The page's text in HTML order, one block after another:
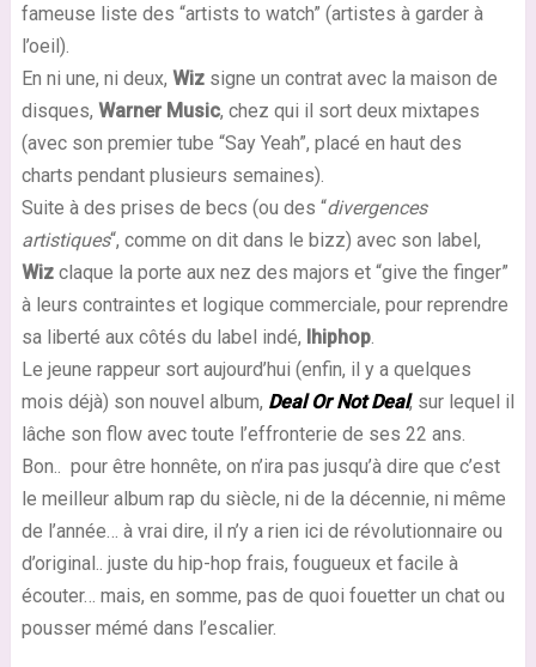
fameuse liste des “artists to watch” (artistes à garder à
l’oeil).
En ni une, ni deux, Wizsigne un contrat avec la maison de
disques, Warner Music, chez qui il sort deux mixtapes
(avec son premier tube “Say Yeah”, placé en haut des
charts pendant plusieurs semaines).
Suite à des prises de becs (ou des “divergences
artistiques“, comme on dit dans le bizz) avec son label,
Wizclaque la porte aux nez des majors et “give the finger”
à leurs contraintes et logique commerciale, pour reprendre
sa liberté aux côtés du label indé, Ihiphop.
Le jeune rappeur sort aujourd’hui (enfin, il y a quelques
mois déjà) son nouvel album, Deal Or Not Deal, sur lequel il
lâche son flow avec toute l’effronterie de ses 22 ans.
Bon.. pour être honnête, on n’ira pas jusqu’à dire que c’est
le meilleur album rap du siècle, ni de la décennie, ni même
de l’année… à vrai dire, il n’y a rien ici de révolutionnaire ou
d’original.. juste du hip-hop frais, fougueux et facile à
écouter… mais, en somme, pas de quoi fouetter un chat ou
pousser mémé dans l’escalier.